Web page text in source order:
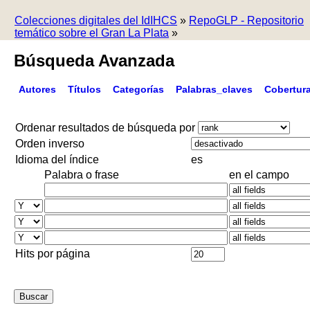
Colecciones digitales del IdIHCS » RepoGLP - Repositorio
temático sobre el Gran La Plata »
Búsqueda Avanzada
Autores Títulos Categorías Palabras_claves
Ordenar resultados de búsqueda por
Orden inverso
Idioma del índice
es
Palabra o frase
en el campo
Hits por página